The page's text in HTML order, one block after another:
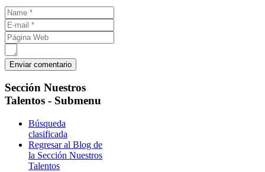
Sección Nuestros
Talentos - Submenu
Búsqueda
clasificada
Regresar al Blog de
la Sección Nuestros
Talentos